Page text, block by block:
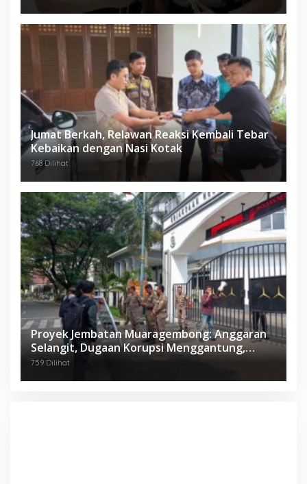
Jumat Berkah, Relawan Reaksi Kembali Tebar
Kebaikan dengan Nasi Kotak
768 Dilihat
Proyek Jembatan Muaragembong: Anggaran
Selangit, Dugaan Korupsi Menggantung,
Mahasiswa Geruduk Kejari Bekasi!
759 Dilihat